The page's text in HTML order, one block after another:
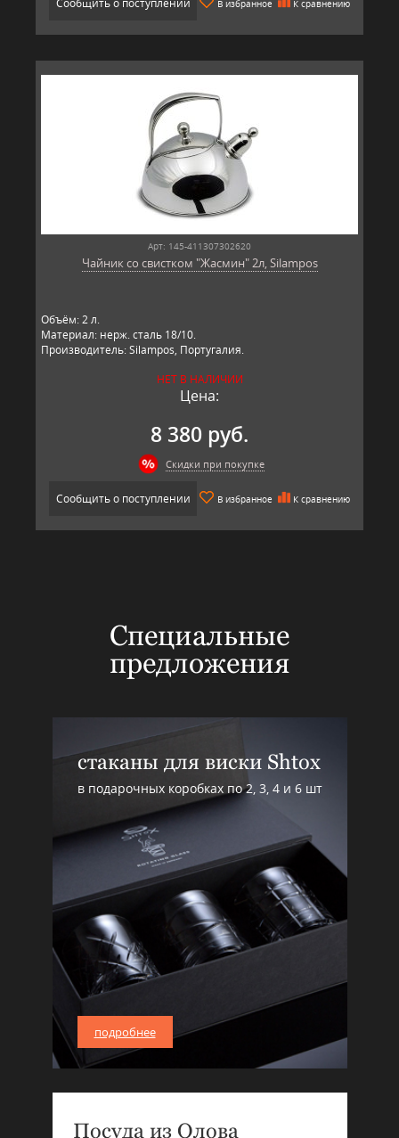
В избранное К сравнению
Арт: 145-411307302620
Чайник со свистком "Жасмин" 2л, Silampos
Объём: 2 л.
Материал: нерж. сталь 18/10.
Производитель: Silampos, Португалия.
НЕТ В НАЛИЧИИ
Цена:
8 380 руб.
Скидки при покупке
Сообщить о поступлении В избранное К сравнению
Специальные
предложения
стаканы для виски Shtox
в подарочных коробках по 2, 3, 4 и 6 шт
подробнее
Посуда из Олова